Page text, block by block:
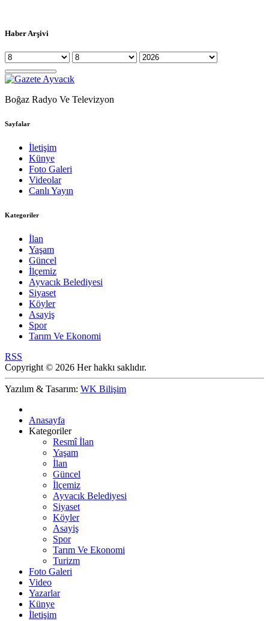
Haber Arşivi
Boğaz Radyo Ve Televizyon
Sayfalar
İletişim
Künye
Foto Galeri
Videolar
Canlı Yayın
Kategoriler
İlan
Yaşam
Güncel
İlçemiz
Ayvacık Belediyesi
Siyaset
Köyler
Asayiş
Spor
Tarım Ve Ekonomi
RSS
Copyright © 2026 Her hakkı saklıdır.
Yazılım & Tasarım: WK Bilişim
Anasayfa
Kategoriler
Resmî İlan
Yaşam
İlan
Güncel
İlçemiz
Ayvacık Belediyesi
Siyaset
Köyler
Asayiş
Spor
Tarım Ve Ekonomi
Turizm
Foto Galeri
Video
Yazarlar
Künye
İletişim